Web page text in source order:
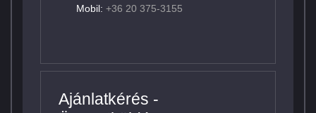
Mobil: +36 20 375-3155
Ajánlatkérés -